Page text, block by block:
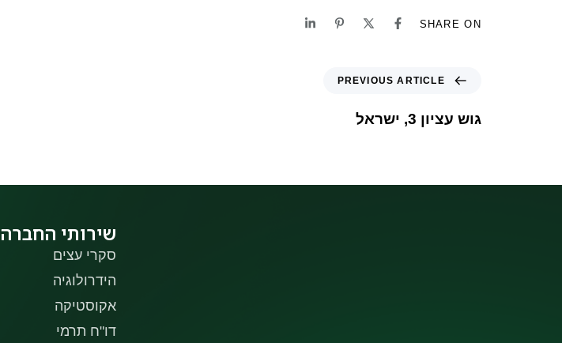
SHARE ON
PREVIOUS ARTICLE
גוש עציון 3, ישראל
שירותי החברה
סקרי עצים
הידרולוגיה
אקוסטיקה
דו"ח תרמי